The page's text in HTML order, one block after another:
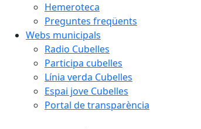
Hemeroteca
Preguntes freqüents
Webs municipals
Radio Cubelles
Participa cubelles
Línia verda Cubelles
Espai jove Cubelles
Portal de transparència